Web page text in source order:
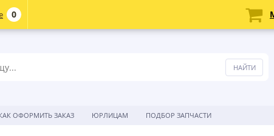
ОФОРМИТЬ ЗАКАЗ ЮРЛИЦАМ ПОДБОР ЗАПЧАСТИ
0